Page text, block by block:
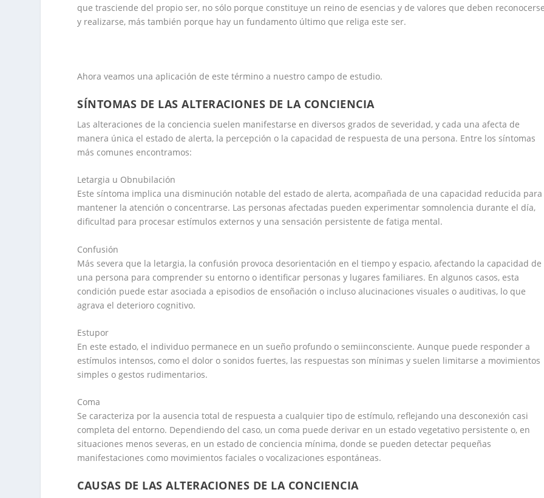
que trasciende del propio ser, no sólo porque constituye un reino de esencias y de valores que deben
y realizarse, más también porque hay un fundamento último que religa este ser.
Ahora veamos una aplicación de este término a nuestro campo de estudio.
SÍNTOMAS DE LAS ALTERACIONES DE LA CONCIENCIA
Las alteraciones de la conciencia suelen manifestarse en diversos grados de severidad, y cada una afecta de
manera única el estado de alerta, la percepción o la capacidad de respuesta de una persona. Entre los síntomas
más comunes encontramos:
Letargia u Obnubilación
Este síntoma implica una disminución notable del estado de alerta, acompañada de una capacidad reducida para
mantener la atención o concentrarse. Las personas afectadas pueden experimentar somnolencia durante el día,
dificultad para procesar estímulos externos y una sensación persistente de fatiga mental.
Confusión
Más severa que la letargia, la confusión provoca desorientación en el tiempo y espacio, afectando la capacidad de
una persona para comprender su entorno o identificar personas y lugares familiares. En algunos casos, esta
condición puede estar asociada a episodios de ensoñación o incluso alucinaciones visuales o auditivas, lo que
agrava el deterioro cognitivo.
Estupor
En este estado, el individuo permanece en un sueño profundo o semiinconsciente. Aunque puede responder a
estímulos intensos, como el dolor o sonidos fuertes, las respuestas son mínimas y suelen limitarse a movimientos
simples o gestos rudimentarios.
Coma
Se caracteriza por la ausencia total de respuesta a cualquier tipo de estímulo, reflejando una desconexión casi
completa del entorno. Dependiendo del caso, un coma puede derivar en un estado vegetativo persistente o, en
situaciones menos severas, en un estado de conciencia mínima, donde se pueden detectar pequeñas
manifestaciones como movimientos faciales o vocalizaciones espontáneas.
CAUSAS DE LAS ALTERACIONES DE LA CONCIENCIA